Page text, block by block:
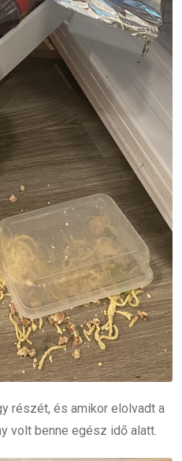
részét, és amikor elolvadt a
volt benne egész idő alatt.